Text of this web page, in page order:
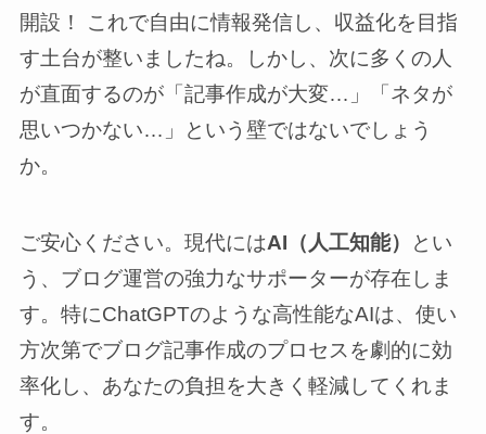
開設！ これで自由に情報発信し、収益化を目指
す土台が整いましたね。しかし、次に多くの人
が直面するのが「記事作成が大変…」「ネタが
思いつかない…」という壁ではないでしょう
か。
ご安心ください。現代にはAI（人工知能）
とい
う、ブログ運営の強力なサポーターが存在しま
す。特にChatGPTのような高性能なAIは、使い
方次第でブログ記事作成のプロセスを劇的に効
率化し、あなたの負担を大きく軽減してくれま
す。